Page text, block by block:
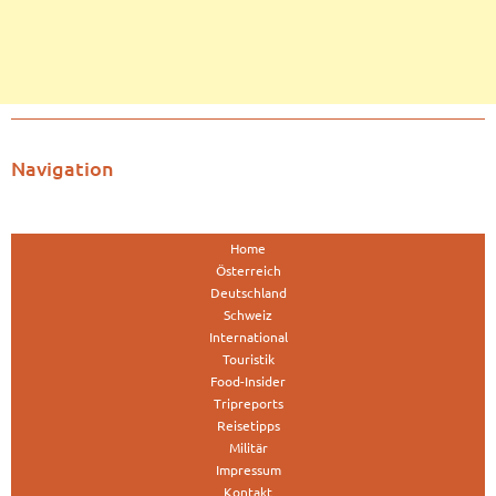
Navigation
Home
Österreich
Deutschland
Schweiz
International
Touristik
Food-Insider
Tripreports
Reisetipps
Militär
Impressum
Kontakt